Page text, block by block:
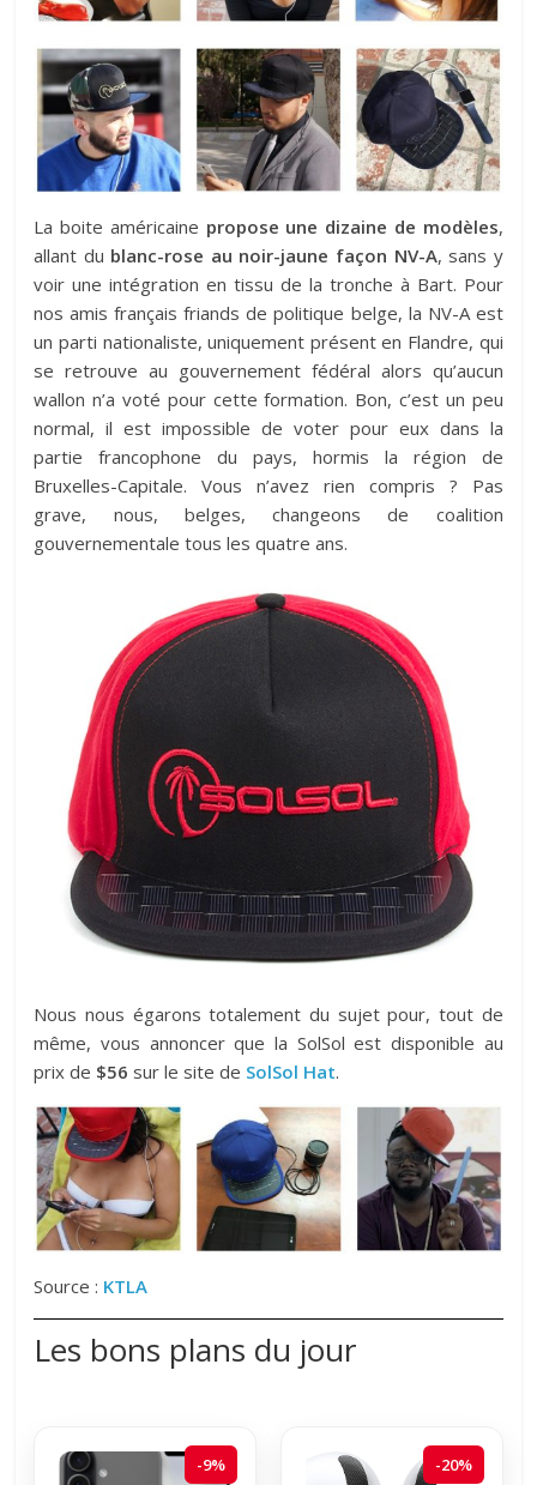
La boite américaine propose une dizaine de modèles,
allant du blanc-rose au noir-jaune façon NV-A, sans y
voir une intégration en tissu de la tronche à Bart. Pour
nos amis français friands de politique belge, la NV-A est
un parti nationaliste, uniquement présent en Flandre, qui
se retrouve au gouvernement fédéral alors qu’aucun
wallon n’a voté pour cette formation. Bon, c’est un peu
normal, il est impossible de voter pour eux dans la
partie francophone du pays, hormis la région de
Bruxelles-Capitale. Vous n’avez rien compris ? Pas
grave, nous, belges, changeons de coalition
gouvernementale tous les quatre ans.
Nous nous égarons totalement du sujet pour, tout de
même, vous annoncer que la SolSol est disponible au
prix de $56 sur le site de SolSol Hat.
Source : KTLA
Les bons plans du jour
-9% -20%